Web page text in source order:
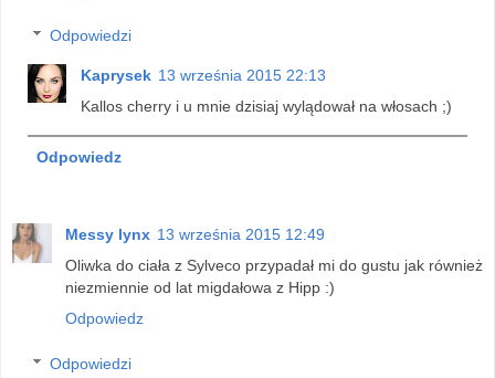
Odpowiedzi
Kaprysek 13 września 2015 22:13
Kallos cherry i u mnie dzisiaj wylądował na włosach ;)
Odpowiedz
Messy lynx 13 września 2015 12:49
Oliwka do ciała z Sylveco przypadał mi do gustu jak również
niezmiennie od lat migdałowa z Hipp :)
Odpowiedz
Odpowiedzi